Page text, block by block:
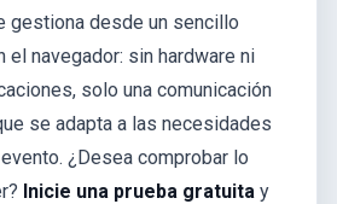
gestiona desde un sencillo
el navegador: sin hardware ni
solo una comunicación
se adapta a las necesidades
¿Desea comprobar lo
Inicie una prueba gratuita y